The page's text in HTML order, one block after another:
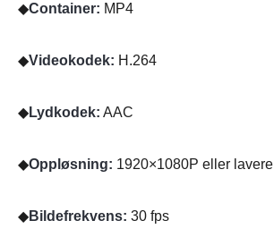
◆Container: MP4
◆Videokodek: H.264
◆Lydkodek: AAC
◆Oppløsning: 1920×1080P eller lavere
◆Bildefrekvens: 30 fps